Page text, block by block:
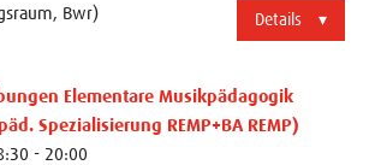
Bwr)
Details
Elementare Musikpädagogik
Spezialisierung REMP+BA REMP)
- 20:00